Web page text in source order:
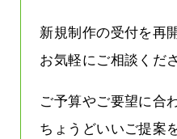
新規制作の受付を再
お気軽にご相談くだ
ご予算やご要望に合
ちょうどいいご提案